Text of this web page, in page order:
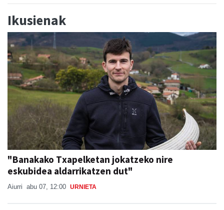
Ikusienak
"Banakako Txapelketan jokatzeko nire
eskubidea aldarrikatzen dut"
Aiurri abu 07, 12:00 URNIETA